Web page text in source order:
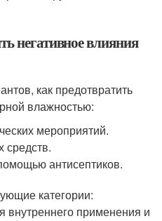
негативное влияния
как предотвратить
влажностью:
мероприятий.
средств.
антисептиков.
категории:
внутреннего применения и